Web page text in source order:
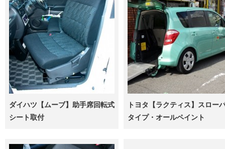
ダイハツ【ムーブ】助手席回転式
シート取付
トヨタ【ラクティス】スロー
タイプ・オールペイント